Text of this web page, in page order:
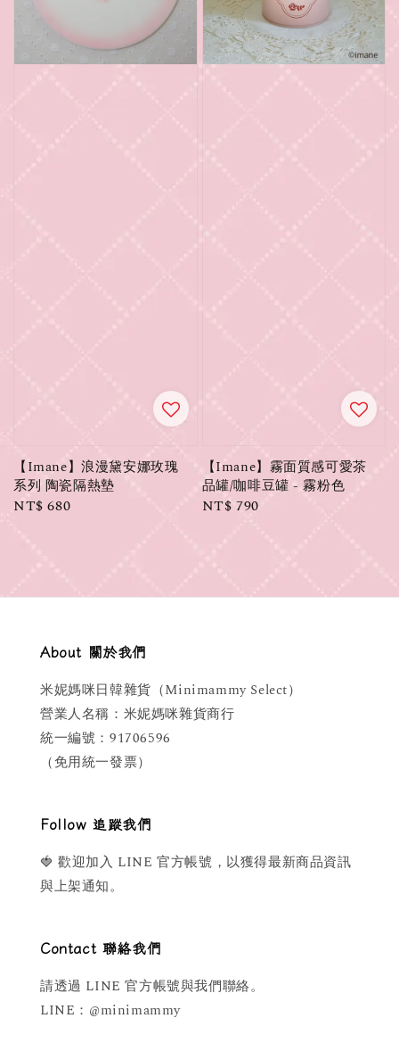
【Imane】浪漫黛安娜玫瑰
系列 陶瓷隔熱墊
Regular
NT$ 680
【Imane】霧面質感可愛茶
品罐/咖啡豆罐 - 霧粉色
Regular
NT$ 790
About 關於我們
米妮媽咪日韓雜貨（Minimammy Select）
營業人名稱：米妮媽咪雜貨商行
統一編號：91706596
（免用統一發票）
Follow 追蹤我們
🍓 歡迎加入 LINE 官方帳號，以獲得最新商品資訊
與上架通知。
Contact 聯絡我們
請透過 LINE 官方帳號與我們聯絡。
LINE：@minimammy